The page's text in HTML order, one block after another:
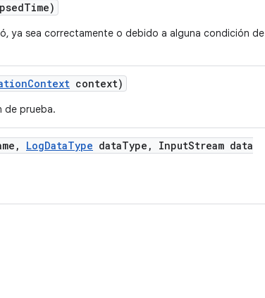
Time)
ya sea correctamente o debido a alguna condición de
Context context)
de prueba.
, LogDataType dataType , InputStream data